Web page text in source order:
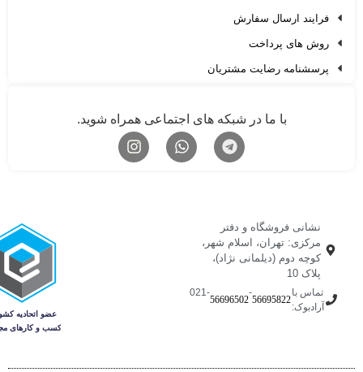
فرایند ارسال سفارش
روش های پرداخت
پرسشنامه رضایت مشتریان
با ما در شبکه های اجتماعی همراه شوید.
نشانی فروشگاه و دفتر
مرکزی: تهران، اسلام شهر،
کوچه دوم (دیلمانی نژاد)،
پلاک 10
تماس با
آرادبوک:
56695822
56696502